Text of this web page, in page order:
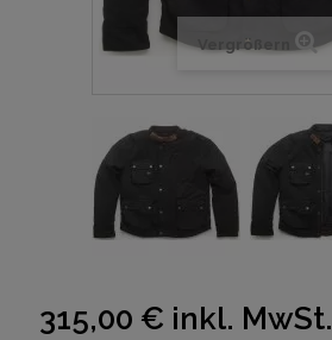
Vergrößern
315,00 € inkl. MwSt.